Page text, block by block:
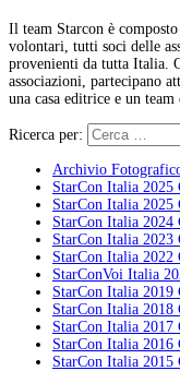
Il team Starcon è
volontari, tutti soci delle
provenienti da tutta Italia.
associazioni, partecipano
una casa editrice e un
Ricerca per:
Archivio
StarCon Italia 2025
StarCon Italia 2025
StarCon Italia 2024
StarCon Italia 2023
StarCon Italia 2022
StarConVoi Italia
StarCon Italia 2019
StarCon Italia 2018
StarCon Italia 2017
StarCon Italia 2016
StarCon Italia 2015